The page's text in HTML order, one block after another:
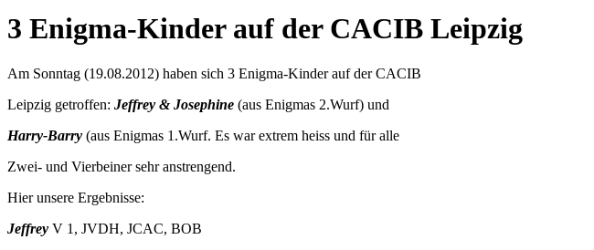
3 Enigma-Kinder auf der CACIB Leipzig
Am Sonntag (19.08.2012) haben sich 3 Enigma-Kinder auf der CACIB
Leipzig getroffen: Jeffrey & Josephine (aus Enigmas 2.Wurf) und
Harry-Barry (aus Enigmas 1.Wurf. Es war extrem heiss und für alle
Zwei- und Vierbeiner sehr anstrengend.
Hier unsere Ergebnisse:
Jeffrey V 1, JVDH, JCAC, BOB